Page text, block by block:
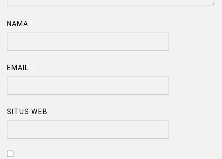
NAMA
EMAIL
SITUS WEB